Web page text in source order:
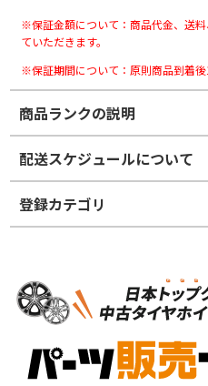
※保証金額について：商品代金、送
ていただきます。
※保証期間について：原則商品到着後
商品ランクの説明
※商品ランクは出品者の主観に
かじめご了
ホイールランク
S
品）
配送スケジュールについて
登録カテゴリ
スタッドレスタイヤホイールセ